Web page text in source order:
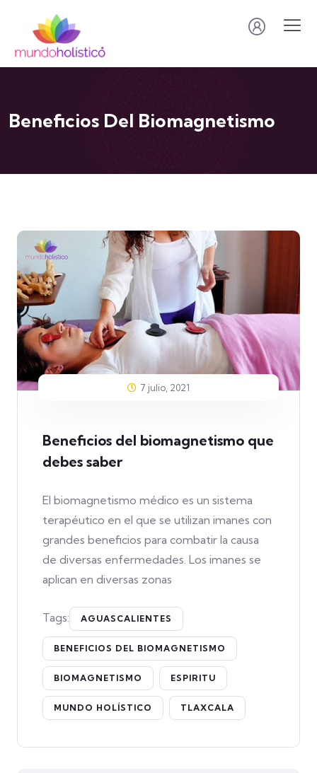
Beneficios Del Biomagnetismo
7 julio, 2021
Beneficios del biomagnetismo que
debes saber
El biomagnetismo médico es un sistema
terapéutico en el que se utilizan imanes con
grandes beneficios para combatir la causa
de diversas enfermedades. Los imanes se
aplican en diversas zonas
Tags: AGUASCALIENTES
BENEFICIOS DEL BIOMAGNETISMO
BIOMAGNETISMO ESPIRITU
MUNDO HOLÍSTICO TLAXCALA